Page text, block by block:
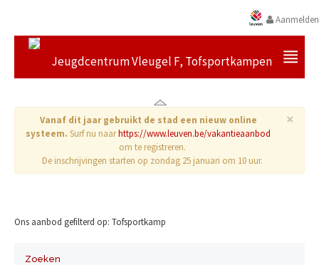
Aanmelden
Jeugdcentrum Vleugel F, Tofsportkampen
×
Vanaf dit jaar gebruikt de stad een nieuw online
systeem. Surf nu naarhttps://www.leuven.be/vakantieaanbod
om te registreren.
De inschrijvingen starten op zondag 25 januari om 10 uur.
Ons aanbod gefilterd op: Tofsportkamp
Zoeken